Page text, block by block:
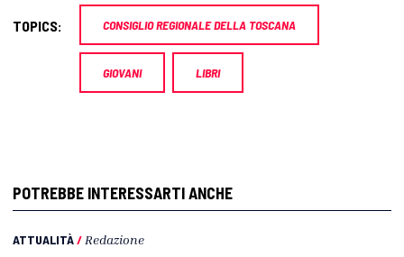
TOPICS: CONSIGLIO REGIONALE DELLA TOSCANA
GIOVANI LIBRI
POTREBBE INTERESSARTI ANCHE
ATTUALITÀ/ Redazione